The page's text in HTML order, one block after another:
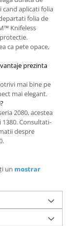
cand aplicati folia
folia de
Knifeless
ca pete opace,
prezinta
mai bine pe
mai elegant.
2080, acestea
Consultati-
despre
un mostrar